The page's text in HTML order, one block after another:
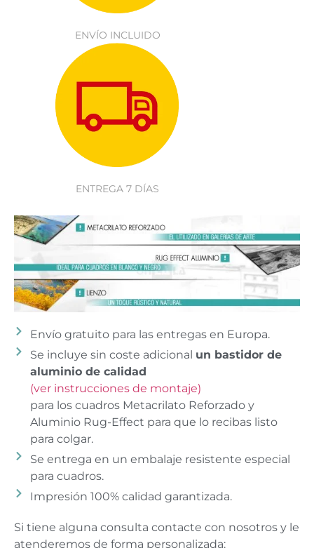
ENVÍO INCLUIDO
ENTREGA 7 DÍAS
Envío gratuito para las entregas en Europa.
Se incluye sin coste adicional un bastidor de
aluminio de calidad
(ver instrucciones de montaje)
para los cuadros Metacrilato Reforzado y
Aluminio Rug-Effect para que lo recibas listo
para colgar.
Se entrega en un embalaje resistente especial
para cuadros.
Impresión 100% calidad garantizada.
Si tiene alguna consulta contacte con nosotros y le
atenderemos de forma personalizada: